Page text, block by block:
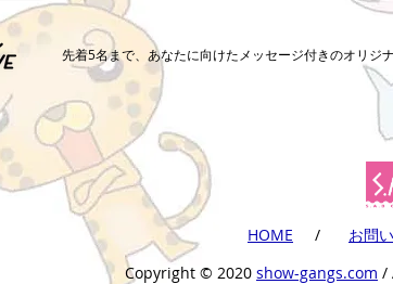
先着5名まで、あなたに向けたメッセージ付きのオリジ
​HOME ​ /
お問
Copyright ©︎ 2020 show-gangs.com /